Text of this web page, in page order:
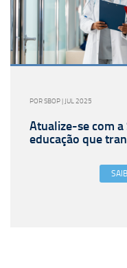
POR SBOP | JUL 2025
Atualize-se com a
educação que